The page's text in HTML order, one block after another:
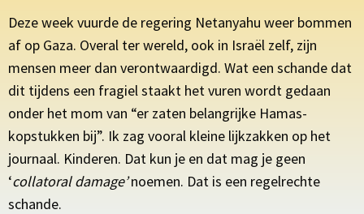
Deze week vuurde de regering Netanyahu weer bommen
af op Gaza. Overal ter wereld, ook in Israël zelf, zijn
mensen meer dan verontwaardigd. Wat een schande dat
dit tijdens een fragiel staakt het vuren wordt gedaan
onder het mom van “er zaten belangrijke Hamas-
kopstukken bij”. Ik zag vooral kleine lijkzakken op het
journaal. Kinderen. Dat kun je en dat mag je geen
‘collatoral damage’noemen. Dat is een regelrechte
schande.